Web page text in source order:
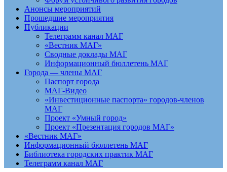
Анонсы мероприятий
Прошедшие мероприятия
Публикации
Телеграмм канал МАГ
«Вестник МАГ»
Сводные доклады МАГ
Информационный бюллетень МАГ
Города — члены МАГ
Паспорт города
МАГ-Видео
«Инвестиционные паспорта» городов-членов
МАГ
Проект «Умный город»
Проект «Презентация городов МАГ»
«Вестник МАГ»
Информационный бюллетень МАГ
Библиотека городских практик МАГ
Телеграмм канал МАГ